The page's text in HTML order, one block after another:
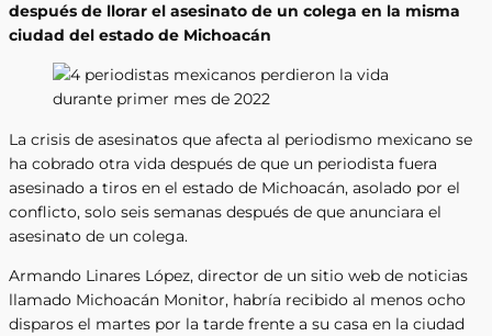
después de llorar el asesinato de un colega en la misma
ciudad del estado de Michoacán
La crisis de asesinatos que afecta al periodismo mexicano se
ha cobrado otra vida después de que un periodista fuera
asesinado a tiros en el estado de Michoacán, asolado por el
conflicto, solo seis semanas después de que anunciara el
asesinato de un colega.
Armando Linares López, director de un sitio web de noticias
llamado Michoacán Monitor, habría recibido al menos ocho
disparos el martes por la tarde frente a su casa en la ciudad